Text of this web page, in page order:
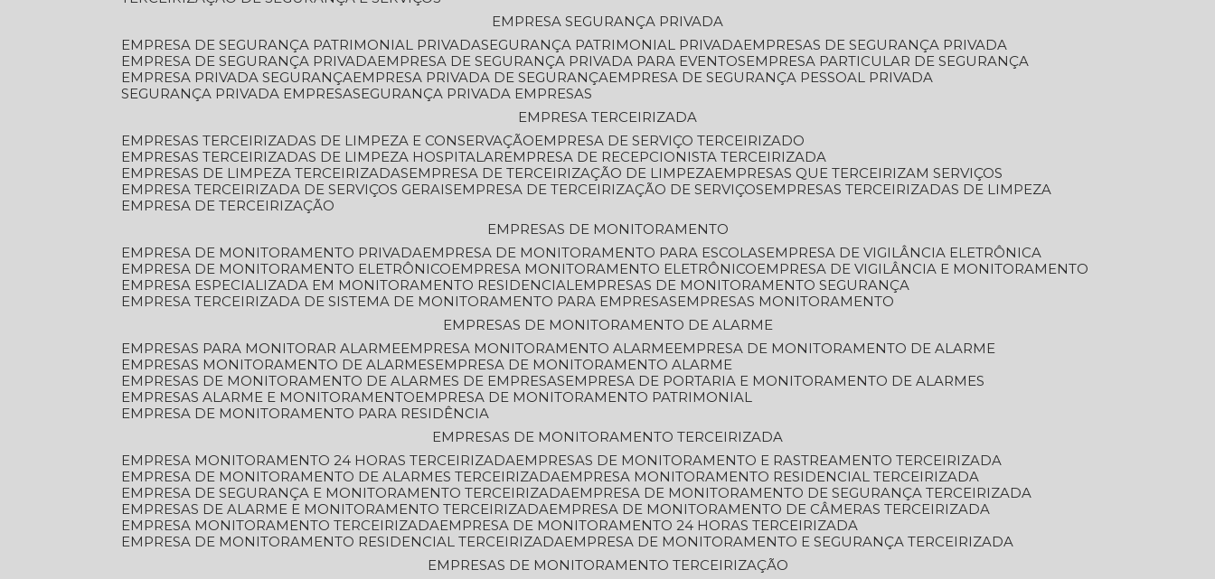
EMPRESA SEGURANÇA PRIVADA
EMPRESA DE SEGURANÇA PATRIMONIAL PRIVADA SEGURANÇA PATRIMONIAL PRIVADA
EMPRESAS DE SEGURANÇA PRIVADA
EMPRESA DE SEGURANÇA PRIVADA
EMPRESA DE SEGURANÇA PRIVADA PARA EVENTOS
EMPRESA PARTICULAR DE SEGURANÇA
EMPRESA PRIVADA SEGURANÇA
EMPRESA PRIVADA DE SEGURANÇA
EMPRESA DE SEGURANÇA PESSOAL PRIVADA
SEGURANÇA PRIVADA EMPRESA SEGURANÇA PRIVADA EMPRESAS
EMPRESA TERCEIRIZADA
EMPRESAS TERCEIRIZADAS DE LIMPEZA E CONSERVAÇÃO
EMPRESA DE SERVIÇO TERCEIRIZADO
EMPRESAS TERCEIRIZADAS DE LIMPEZA HOSPITALAR
EMPRESA DE RECEPCIONISTA TERCEIRIZADA
EMPRESAS DE LIMPEZA TERCEIRIZADAS
EMPRESA DE TERCEIRIZAÇÃO DE LIMPEZA
EMPRESAS QUE TERCEIRIZAM SERVIÇOS
EMPRESA TERCEIRIZADA DE SERVIÇOS GERAIS
EMPRESA DE TERCEIRIZAÇÃO DE SERVIÇOS
EMPRESAS TERCEIRIZADAS DE LIMPEZA
EMPRESA DE TERCEIRIZAÇÃO
EMPRESAS DE MONITORAMENTO
EMPRESA DE MONITORAMENTO PRIVADA
EMPRESA DE MONITORAMENTO PARA ESCOLAS
EMPRESA DE VIGILÂNCIA ELETRÔNICA
EMPRESA DE MONITORAMENTO ELETRÔNICO
EMPRESA MONITORAMENTO ELETRÔNICO
EMPRESA DE VIGILÂNCIA E MONITORAMENTO
EMPRESA ESPECIALIZADA EM MONITORAMENTO RESIDENCIAL
EMPRESAS DE MONITORAMENTO SEGURANÇA
EMPRESA TERCEIRIZADA DE SISTEMA DE MONITORAMENTO PARA EMPRESAS
EMPRESAS MONITORAMENTO
EMPRESAS DE MONITORAMENTO DE ALARME
EMPRESAS PARA MONITORAR ALARME
EMPRESA MONITORAMENTO ALARME
EMPRESA DE MONITORAMENTO DE ALARME
EMPRESAS MONITORAMENTO DE ALARMES
EMPRESA DE MONITORAMENTO ALARME
EMPRESAS DE MONITORAMENTO DE ALARMES DE EMPRESAS
EMPRESA DE PORTARIA E MONITORAMENTO DE ALARMES
EMPRESAS ALARME E MONITORAMENTO
EMPRESA DE MONITORAMENTO PATRIMONIAL
EMPRESA DE MONITORAMENTO PARA RESIDÊNCIA
EMPRESAS DE MONITORAMENTO TERCEIRIZADA
EMPRESA MONITORAMENTO 24 HORAS TERCEIRIZADA
EMPRESAS DE MONITORAMENTO E RASTREAMENTO TERCEIRIZADA
EMPRESA DE MONITORAMENTO DE ALARMES TERCEIRIZADA
EMPRESA MONITORAMENTO RESIDENCIAL TERCEIRIZADA
EMPRESA DE SEGURANÇA E MONITORAMENTO TERCEIRIZADA
EMPRESA DE MONITORAMENTO DE SEGURANÇA TERCEIRIZADA
EMPRESAS DE ALARME E MONITORAMENTO TERCEIRIZADA
EMPRESA DE MONITORAMENTO DE CÂMERAS TERCEIRIZADA
EMPRESA MONITORAMENTO TERCEIRIZADA
EMPRESA DE MONITORAMENTO 24 HORAS TERCEIRIZADA
EMPRESA DE MONITORAMENTO RESIDENCIAL TERCEIRIZADA
EMPRESA DE MONITORAMENTO E SEGURANÇA TERCEIRIZADA
EMPRESAS DE MONITORAMENTO TERCEIRIZAÇÃO